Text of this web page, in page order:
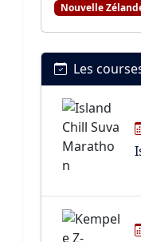
Nouvelle
Les